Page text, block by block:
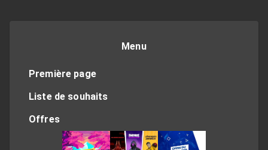
Menu
Première page
Liste de souhaits
Offres